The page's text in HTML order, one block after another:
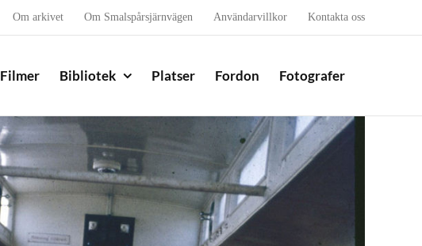
Om arkivet Om Smalspårsjärnvägen Användarvillkor Kontakta oss
Filmer Bibliotek Platser Fordon Fotografer